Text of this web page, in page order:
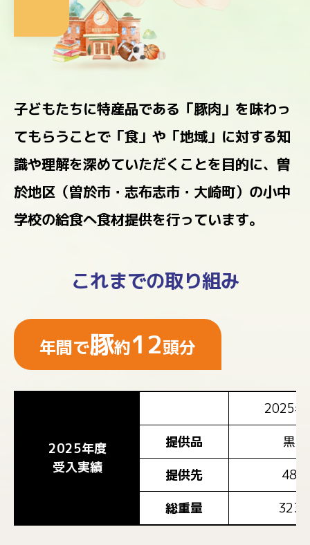
子どもたちに特産品である「豚肉」を味わっ
てもらうことで「食」や「地域」に対する知
識や理解を深めていただくことを目的に、曽
於地区（曽於市・志布志市・大崎町）の小中
学校の給食へ食材提供を行っています。
これまでの取り組み
年間で豚約12頭分
2025年度
受入実績
2025
提供品
黒豚
提供先
48校
総重量
323